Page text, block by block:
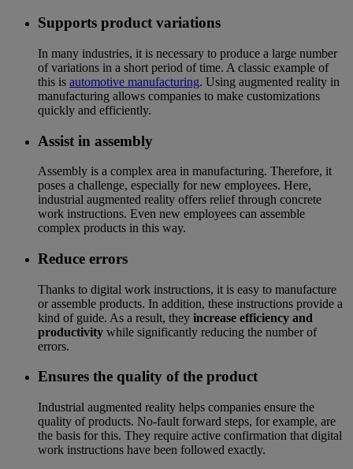
Supports product variations
In many industries, it is necessary to produce a large number
of variations in a short period of time. A classic example of
this is automotive manufacturing. Using augmented reality in
manufacturing allows companies to make customizations
quickly and efficiently.
Assist in assembly
Assembly is a complex area in manufacturing. Therefore, it
poses a challenge, especially for new employees. Here,
industrial augmented reality offers relief through concrete
work instructions. Even new employees can assemble
complex products in this way.
Reduce errors
Thanks to digital work instructions, it is easy to manufacture
or assemble products. In addition, these instructions provide a
kind of guide. As a result, they increase efficiency and
productivity while significantly reducing the number of
errors.
Ensures the quality of the product
Industrial augmented reality helps companies ensure the
quality of products. No-fault forward steps, for example, are
the basis for this. They require active confirmation that digital
work instructions have been followed exactly.